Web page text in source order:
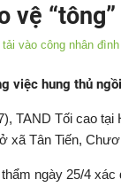
vệ
tải vào công nhân
việc hung thủ
TAND Tối cao
xã Tân Tiến,
ngày 25/4